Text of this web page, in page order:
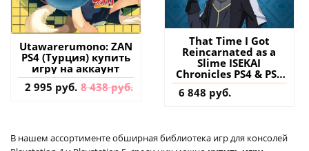
Utawarerumono: ZAN
PS4 (Турция) купить
игру на аккаунт
2 995 руб. 8 438 руб.
That Time I Got
Reincarnated as a
Slime ISEKAI
Chronicles PS4 & PS5
(Турция) купить
игру на аккаунт
6 848 руб.
В нашем ассортименте обширная библиотека игр для консолей